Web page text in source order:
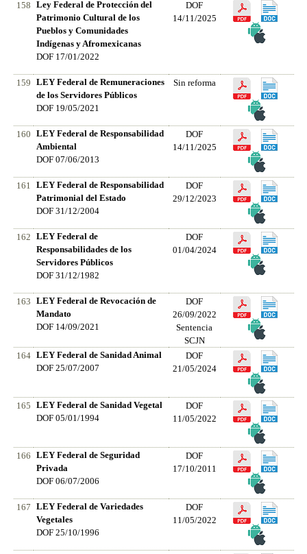
158
Ley Federal de Protección del
Patrimonio Cultural de los
Pueblos y Comunidades
Indígenas y Afromexicanas
DOF 17/01/2022
DOF
14/11/2025
159
LEY Federal de Remuneraciones
de los Servidores Públicos
DOF 19/05/2021
Sin reforma
160
LEY Federal de Responsabilidad
Ambiental
DOF 07/06/2013
DOF
14/11/2025
161
LEY Federal de Responsabilidad
Patrimonial del Estado
DOF 31/12/2004
DOF
29/12/2023
162
LEY Federal de
Responsabilidades de los
Servidores Públicos
DOF 31/12/1982
DOF
01/04/2024
163
LEY Federal de Revocación de
Mandato
DOF 14/09/2021
DOF
26/09/2022
Sentencia
SCJN
164 LEY Federal de Sanidad Animal
DOF 25/07/2007
DOF
21/05/2024
165
LEY Federal de Sanidad Vegetal
DOF 05/01/1994
DOF
11/05/2022
166
LEY Federal de Seguridad
Privada
DOF 06/07/2006
DOF
17/10/2011
167
LEY Federal de Variedades
Vegetales
DOF 25/10/1996
DOF
11/05/2022